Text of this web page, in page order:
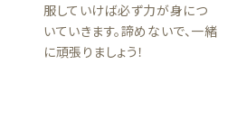
服していけば必ず力が身につ
いていきます。諦めないで、一緒
に頑張りましょう！